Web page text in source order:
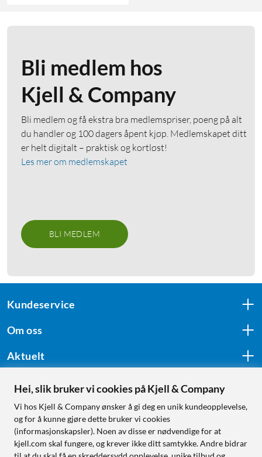
Bli medlem hos
Kjell & Company
Bli medlem og få ekstra bra medlemspriser, poeng på alt
du handler og 100 dagers åpent kjøp. Medlemskapet ditt
er helt digitalt – praktisk og kortløst!
Les mer om medlemskapet
BLI MEDLEM
Kundeservice
Om oss
Aktuelt
Følg oss
Handle fra:
Hei, slik bruker vi cookies på Kjell & Company
Vi hos Kjell & Company ønsker å gi deg en unik kundeopplevelse,
og for å kunne gjøre dette bruker vi cookies
(informasjonskapsler). Noen av disse er nødvendige for at
kjell.com skal fungere, og krever ikke ditt samtykke. Andre bidrar